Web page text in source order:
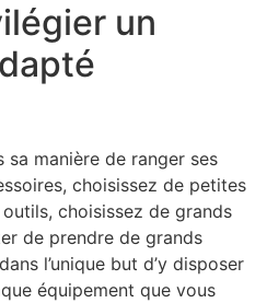
un
manière de ranger ses
choisissez de petites
choisissez de grands
de prendre de grands
l’unique but d’y disposer
équipement que vous